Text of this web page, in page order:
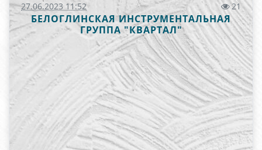
27.06.2023 11:52 21
БЕЛОГЛИНСКАЯ ИНСТРУМЕНТАЛЬНАЯ
ГРУППА "КВАРТАЛ"